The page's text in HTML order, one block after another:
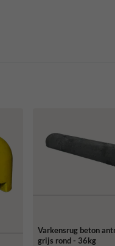
Varkensrug beton
grijs rond - 36kg